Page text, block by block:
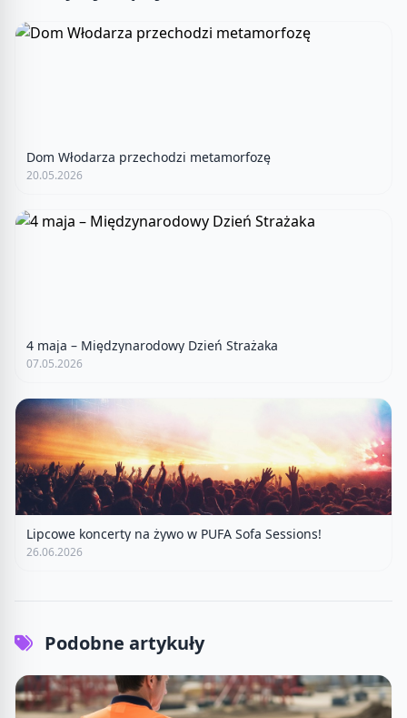
Dom Włodarza przechodzi metamorfozę
20.05.2026
4 maja – Międzynarodowy Dzień Strażaka
07.05.2026
Lipcowe koncerty na żywo w PUFA Sofa Sessions!
26.06.2026
Podobne artykuły